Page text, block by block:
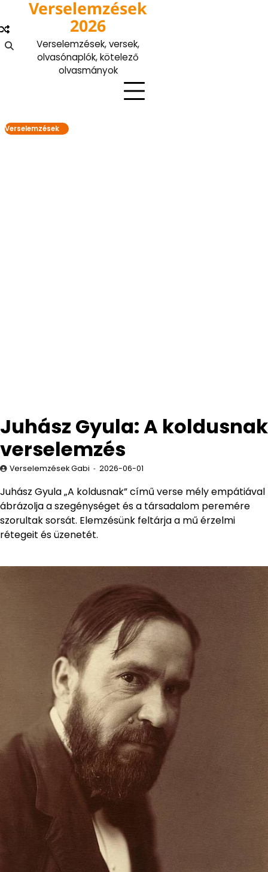
content
Verselemzések
2026
Verselemzések, versek,
olvasónaplók, kötelező
olvasmányok
Verselemzések
Juhász Gyula: A koldusnak
verselemzés
Verselemzések Gabi 2026-06-01
Juhász Gyula „A koldusnak” című verse mély empátiával
ábrázolja a szegénységet és a társadalom peremére
szorultak sorsát. Elemzésünk feltárja a mű érzelmi
rétegeit és üzenetét.